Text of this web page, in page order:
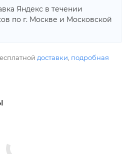
Яндекс в течении
по г. Москве и Московской
доставки подробная